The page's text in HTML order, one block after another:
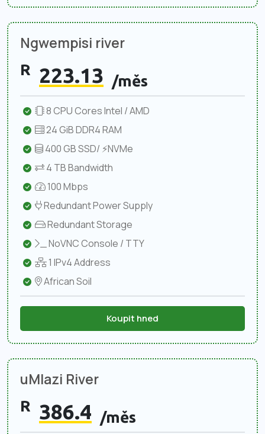
Ngwempisi river
R 223.13 /měs
8 CPU Cores Intel / AMD
24 GiB DDR4 RAM
400 GB SSD/ ⚡NVMe
4 TB Bandwidth
100 Mbps
Redundant Power Supply
Redundant Storage
NoVNC Console / TTY
1 IPv4 Address
African Soil
Koupit hned
uMlazi River
R 386.4 /měs